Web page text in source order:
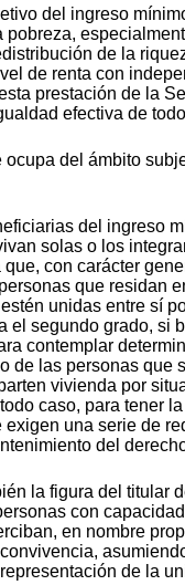
del ingreso
pobreza,
de la
de renta con
prestación de la
efectiva de
ocupa del ámbito
del ingreso
solas o los
con carácter
que residan
unidas entre sí
el segundo grado, si
contemplar
de las personas que
vivienda por
caso, para tener
exigen una serie de
del
la figura del titular
con
en nombre
de la